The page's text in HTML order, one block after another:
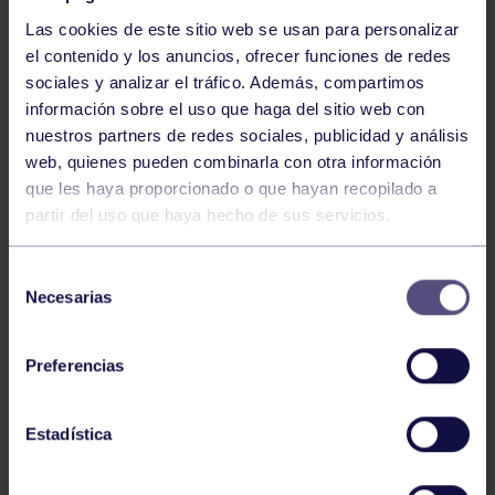
Las cookies de este sitio web se usan para personalizar
el contenido y los anuncios, ofrecer funciones de redes
sociales y analizar el tráfico. Además, compartimos
información sobre el uso que haga del sitio web con
nuestros partners de redes sociales, publicidad y análisis
web, quienes pueden combinarla con otra información
que les haya proporcionado o que hayan recopilado a
partir del uso que haya hecho de sus servicios.
Necesarias
Preferencias
Estadística
Voleibol
CAMPEONAS DE ASTURIAS
Voleibol